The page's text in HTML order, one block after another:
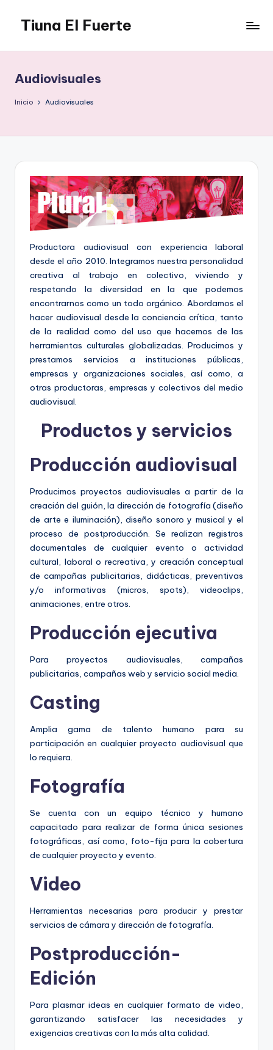
contenido
Tiuna El Fuerte
Espacio
de
arte
Anfiteatros,
Acrobacia,
DanceHall,
Investigación,
Audiovisuales
Inicio Audiovisuales
Productora audiovisual con experiencia laboral
desde el año 2010. Integramos nuestra personalidad
creativa al trabajo en colectivo, viviendo y
respetando la diversidad en la que podemos
encontrarnos como un todo orgánico. Abordamos el
hacer audiovisual desde la conciencia crítica, tanto
de la realidad como del uso que hacemos de las
herramientas culturales globalizadas. Producimos y
prestamos servicios a instituciones públicas,
empresas y organizaciones sociales, así como, a
otras productoras, empresas y colectivos del medio
audiovisual.
Productos y servicios
Producción audiovisual
Producimos proyectos audiovisuales a partir de la
creación del guión, la dirección de fotografía (diseño
de arte e iluminación), diseño sonoro y musical y el
proceso de postproducción. Se realizan registros
documentales de cualquier evento o actividad
cultural, laboral o recreativa, y creación conceptual
de campañas publicitarias, didácticas, preventivas
y/o informativas (micros, spots), videoclips,
animaciones, entre otros.
Producción ejecutiva
Para proyectos audiovisuales, campañas
publicitarias, campañas web y servicio social media.
Casting
Amplia gama de talento humano para su
participación en cualquier proyecto audiovisual que
lo requiera.
Fotografía
Se cuenta con un equipo técnico y humano
capacitado para realizar de forma única sesiones
fotográficas, así como, foto-fija para la cobertura
de cualquier proyecto y evento.
Video
Herramientas necesarias para producir y prestar
servicios de cámara y dirección de fotografía.
Postproducción-
Edición
Para plasmar ideas en cualquier formato de video,
garantizando satisfacer las necesidades y
exigencias creativas con la más alta calidad.